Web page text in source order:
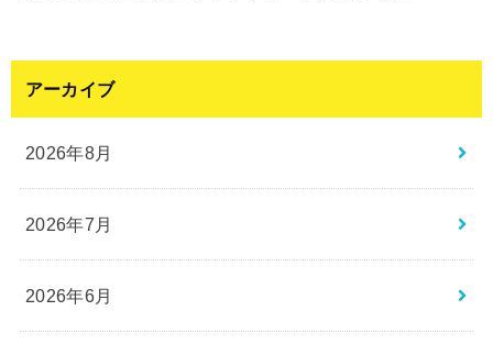
アーカイブ
2026年8月
2026年7月
2026年6月